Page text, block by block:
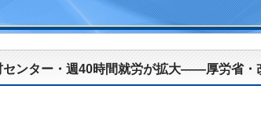
センター・週40時間就労が拡大――厚労省・